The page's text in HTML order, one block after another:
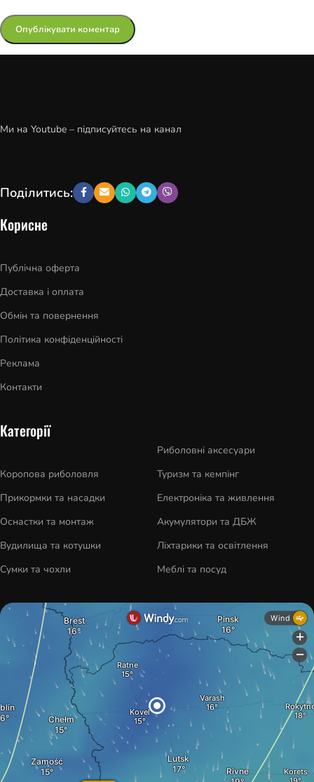
Ми на Youtube – підписуйтесь на канал
Поділитись:
Корисне
Публічна оферта
Доставка і оплата
Обмін та повернення
Політика конфіденційності
Реклама
Контакти
Категорії
Коропова риболовля
Прикормки та насадки
Оснастки та монтаж
Вудилища та котушки
Сумки та чохли
Риболовні аксесуари
Туризм та кемпінг
Електроніка та живлення
Акумулятори та ДБЖ
Ліхтарики та освітлення
Меблі та посуд